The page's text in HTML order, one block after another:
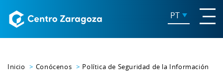
PT
Inicio Conócenos Política de Seguridad de la Información